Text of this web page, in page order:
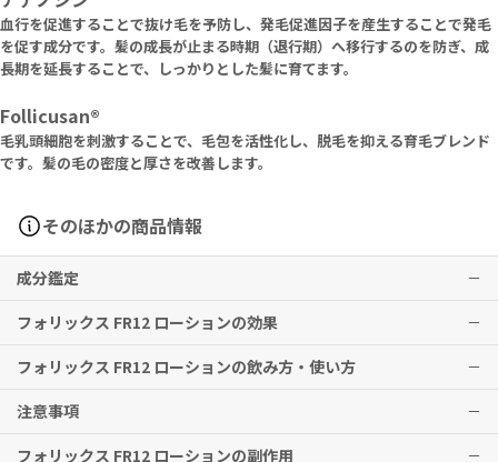
血行を促進することで抜け毛を予防し、発毛促進因子を産生することで発毛
を促す成分です。髪の成長が止まる時期（退行期）へ移行するのを防ぎ、成
長期を延長することで、しっかりとした髪に育てます。
Follicusan®
毛乳頭細胞を刺激することで、毛包を活性化し、脱毛を抑える育毛ブレンド
です。髪の毛の密度と厚さを改善します。
そのほかの商品情報
成分鑑定
フォリックス FR12 ローションの効果
育毛
※本剤は、日本国内で適応がないため、使用前に必ず医師・歯科医
師・薬剤師にご相談ください。
※効果には個人差がありますことを予めご了承ください。
フォリックス FR12 ローションの飲み方・使い方
1回5プッシュ、1日2回、薄毛や毛が細くなっている部位に塗布して、
マッサージしてください。塗布後は4時間以上、洗い流さないでくだ
さい。
注意事項
安心して使用するために、パッチテストを行ってください。
フォリックス FR12 ローションの副作用